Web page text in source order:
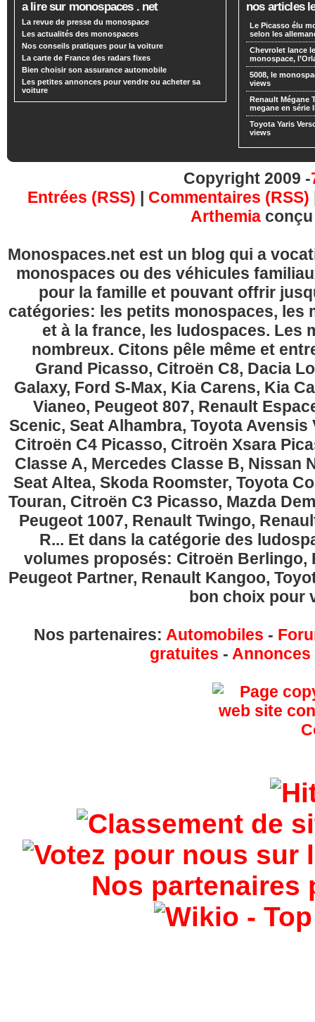
a lire sur monospaces . net
La revue de presse du monospace
Les actualités des monospaces
Nos conseils pratiques pour la voiture
La carte de France des radars fixes
Bien choisir son assurance automobile
Les petites annonces pour vendre ou acheter sa
voiture
nos articles
Le Picasso élu
selon les
Chevrolet lance
monospace,
5008, le
views
Renault Mégane
megane en série
Toyota Yaris
views
Copyright 2009 -
Entrées (RSS) | Commentaires (RSS)
Arthemia
Monospaces.net est un blog qui a
monospaces ou des véhicules
pour la famille et pouvant offrir
catégories: les petits monospaces, les
et à la france, les ludospaces. Les
nombreux. Citons pêle même et
Grand Picasso, Citroën C8, Dacia
Galaxy, Ford S-Max, Kia Carens, Kia
Vianeo, Peugeot 807, Renault
Scenic, Seat Alhambra, Toyota
Citroën C4 Picasso, Citroën Xsara
Classe A, Mercedes Classe B, Nissan
Seat Altea, Skoda Roomster, Toyota
Touran, Citroën C3 Picasso, Mazda
Peugeot 1007, Renault Twingo,
R... Et dans la catégorie des
volumes proposés: Citroën Berlingo,
Peugeot Partner, Renault Kangoo,
bon choix pour
Nos partenaires: Automobiles -
gratuites -
Nos partenaires